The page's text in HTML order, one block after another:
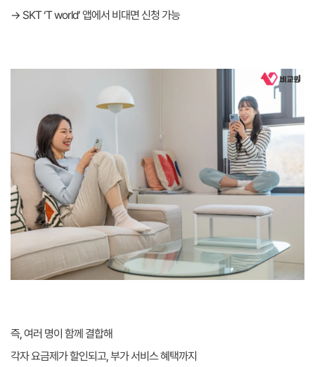
→ SKT ‘T world’ 앱에서 비대면 신청 가능
즉, 여러 명이 함께 결합해
각자 요금제가 할인되고, 부가 서비스 혜택까지